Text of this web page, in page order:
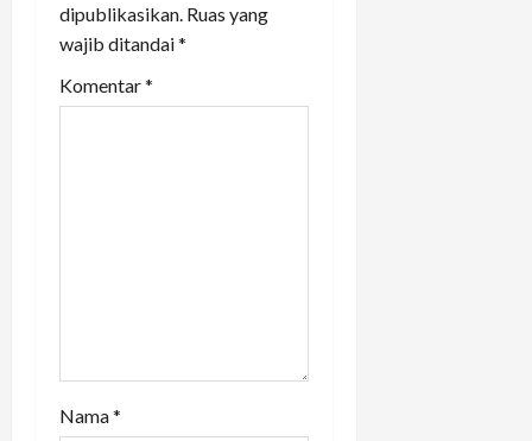
g
a
dipublikasikan. Ruas yang
wajib ditandai*
Komentar*
Nama*